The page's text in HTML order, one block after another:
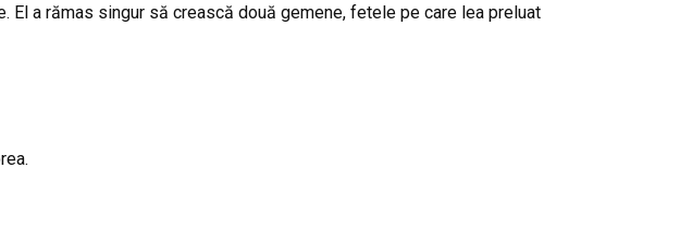
a rămas singur să crească două gemene, fetele pe care lea preluat